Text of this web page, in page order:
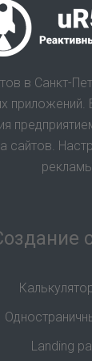
в Санкт-
приложений.
сайтов.
рекламы.
Landing